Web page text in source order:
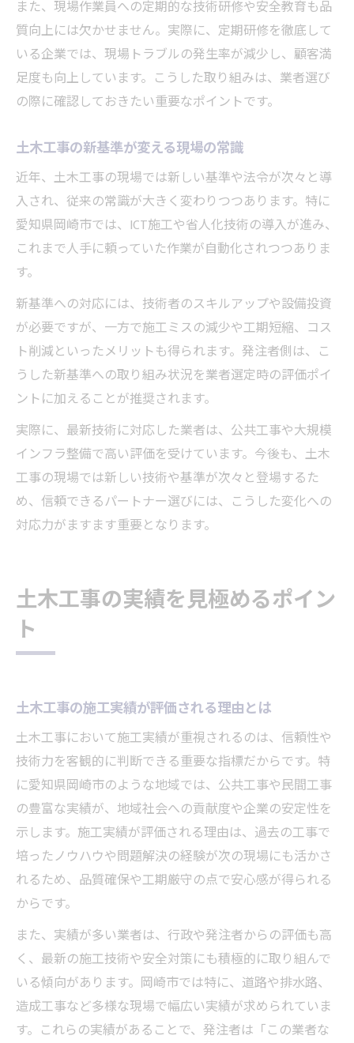
また、現場作業員への定期的な技術研修や安全教育も品
質向上には欠かせません。実際に、定期研修を徹底して
いる企業では、現場トラブルの発生率が減少し、顧客満
足度も向上しています。こうした取り組みは、業者選び
の際に確認しておきたい重要なポイントです。
土木工事の新基準が変える現場の常識
近年、土木工事の現場では新しい基準や法令が次々と導
入され、従来の常識が大きく変わりつつあります。特に
愛知県岡崎市では、ICT施工や省人化技術の導入が進み、
これまで人手に頼っていた作業が自動化されつつありま
す。
新基準への対応には、技術者のスキルアップや設備投資
が必要ですが、一方で施工ミスの減少や工期短縮、コス
ト削減といったメリットも得られます。発注者側は、こ
うした新基準への取り組み状況を業者選定時の評価ポイ
ントに加えることが推奨されます。
実際に、最新技術に対応した業者は、公共工事や大規模
インフラ整備で高い評価を受けています。今後も、土木
工事の現場では新しい技術や基準が次々と登場するた
め、信頼できるパートナー選びには、こうした変化への
対応力がますます重要となります。
土木工事の実績を見極めるポイン
ト
土木工事の施工実績が評価される理由とは
土木工事において施工実績が重視されるのは、信頼性や
技術力を客観的に判断できる重要な指標だからです。特
に愛知県岡崎市のような地域では、公共工事や民間工事
の豊富な実績が、地域社会への貢献度や企業の安定性を
示します。施工実績が評価される理由は、過去の工事で
培ったノウハウや問題解決の経験が次の現場にも活かさ
れるため、品質確保や工期厳守の点で安心感が得られる
からです。
また、実績が多い業者は、行政や発注者からの評価も高
く、最新の施工技術や安全対策にも積極的に取り組んで
いる傾向があります。岡崎市では特に、道路や排水路、
造成工事など多様な現場で幅広い実績が求められていま
す。これらの実績があることで、発注者は「この業者な